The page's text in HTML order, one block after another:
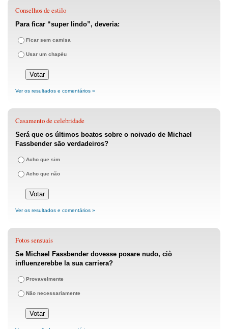
Conselhos de estilo
Para ficar “super lindo”, deveria:
Ficar sem camisa
Usar um chapéu
Ver os resultados e comentários »
Casamento de celebridade
Será que os últimos boatos sobre o noivado de Michael
Fassbender são verdadeiros?
Acho que sim
Acho que não
Ver os resultados e comentários »
Fotos sensuais
Se Michael Fassbender dovesse posare nudo, ciò
influenzerebbe la sua carriera?
Provavelmente
Não necessariamente